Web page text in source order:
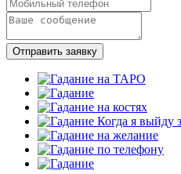
Отправить заявку